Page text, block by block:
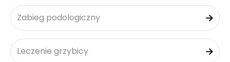
Zabieg podologiczny
Leczenie grzybicy